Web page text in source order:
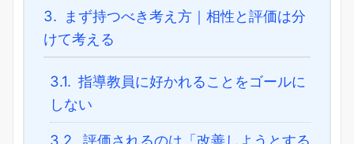
3.
まず持つべき考え方｜相性と評価は分
けて考える
3.1. 指導教員に好かれることをゴールに
しない
3.2. 評価されるのは「改善しようとする